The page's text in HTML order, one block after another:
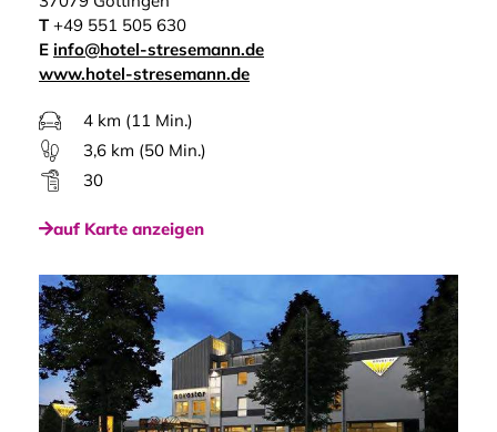
T+49 551 505 630
E info@hotel-stresemann.de
www.hotel-stresemann.de
4 km (11 Min.)
3,6 km (50 Min.)
30
auf Karte anzeigen